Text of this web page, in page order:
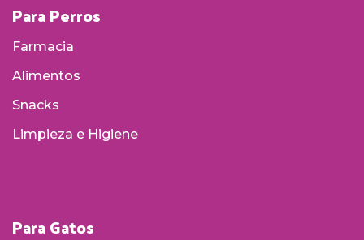
Para Perros
Farmacia
Alimentos
Snacks
Limpieza e Higiene
Para Gatos